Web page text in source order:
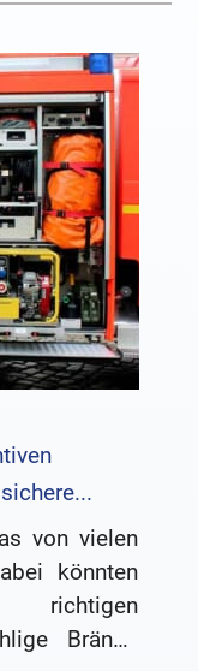
von vielen
könnten
Brände